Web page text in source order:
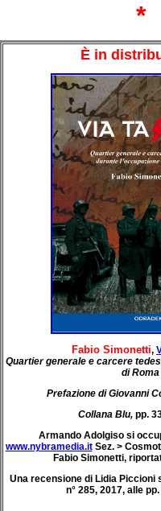
*
È in
Fabio Simonetti,
Quartier generale e carcere
di Roma
Prefazione di Giovanni
Collana Blu, pp.
Armando Adolgiso si
www.nybramedia.itSez. >
Fabio Simonetti,
Una recensione di Lidia Piccioni
n° 285, 2017, alle